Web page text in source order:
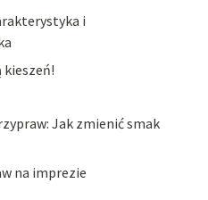
i
kieszeń!
Jak zmienić smak
na imprezie